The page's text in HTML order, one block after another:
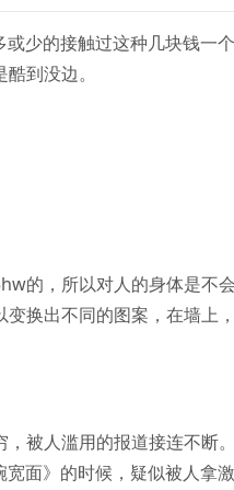
少的接触过这种几块钱一
到没边。
的，所以对人的身体是不
换出不同的图案，在墙上
被人滥用的报道接连不断
面》的时候，疑似被人拿